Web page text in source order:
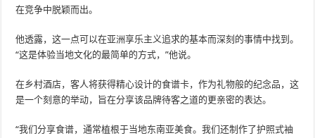
在竞争中脱颖而出。
他透露，这一点可以在亚洲享乐主义追求的基本而深刻的事情中找到。
“这是体验当地文化的最简单的方式，”他说。
在乡村酒店，客人将获得精心设计的食谱卡，作为礼物般的纪念品，这
是一个刻意的举动，旨在分享该品牌待客之道的更亲密的表达。
“我们分享食谱，通常植根于当地东南亚美食。我们还制作了护照式袖